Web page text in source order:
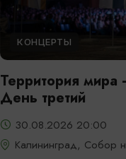
КОНЦЕРТЫ
Территория
День третий
30.08.2026 20:00
Калининград, Собор